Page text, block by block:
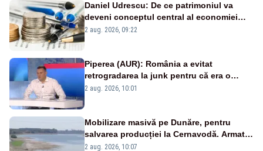
Daniel Udrescu: De ce patrimoniul va
deveni conceptul central al economiei
viitoare?
2 aug. 2026, 09:22
Piperea (AUR): România a evitat
retrogradarea la junk pentru că era o
catastrofă pentru bănci și fondurile de
2 aug. 2026, 10:01
Mobilizare masivă pe Dunăre, pentru
salvarea producției la Cernavodă. Armata
va detona o stâncă și va devia apa
2 aug. 2026, 10:07